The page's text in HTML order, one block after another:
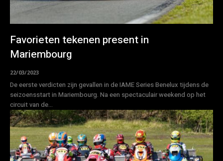
Favorieten tekenen present in
Mariembourg
22/03/2023
De eerste verdicten zijn gevallen in de IAME Series Benelux tijdens de
seizoensstart in Mariembourg. Na een spectaculair weekend op het
circuit van de...